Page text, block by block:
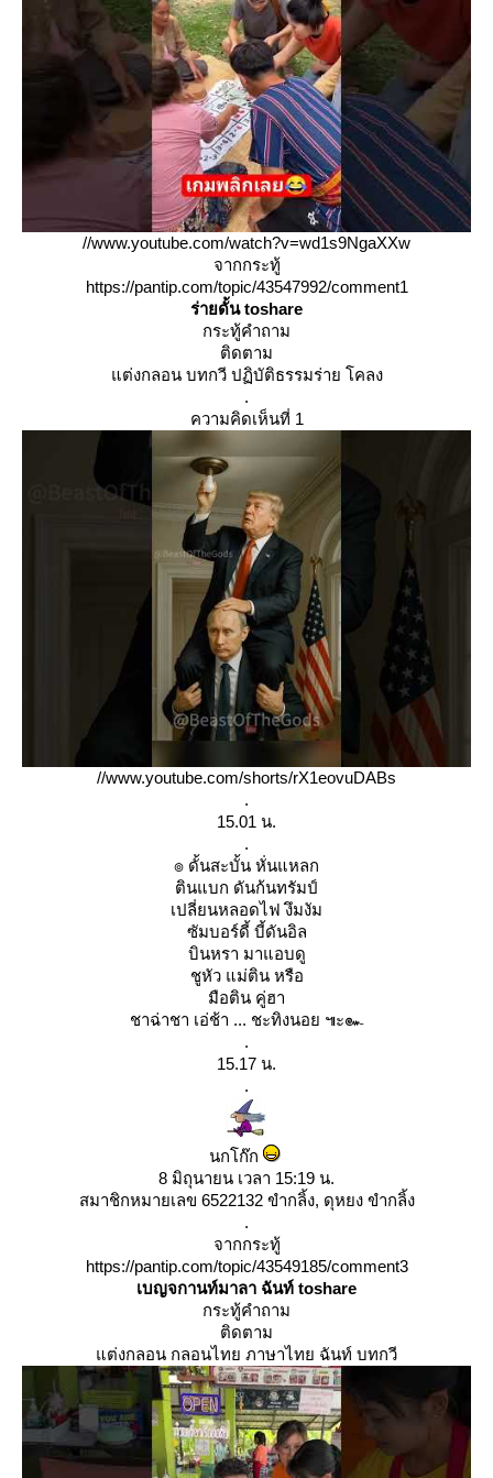
//www.youtube.com/watch?v=wd1s9NgaXXw
จากกระทู้
https://pantip.com/topic/43547992/comment1
ร่ายดั้น toshare
กระทู้คำถาม
ติดตาม
ต่งกลอน บทกวี ปฏิบัติธรรมร่าย โคลง
.
ความคิดเห็นที่ 1
//www.youtube.com/shorts/rX1eovuDABs
.
15.01 น.
.
๏ ดั้นสะบั้น หั่นแหลก
ตินแบก ดันก้นทรัมป์
เปลี่ยนหลอดไฟ งึมงัม
ซัมบอร์ดี้ บี้ดันอิล
บินหรา มาแอบดู
ชูหัว แม่ติน หรือ
มือติน คู่ฮา
ชาฉ่าชา เอ่ช้า ... ชะทิงนอย ๚ะ๛
.
15.17 น.
.
นกโก๊ก
8 มิถุนายน เวลา 15:19 น.
สมาชิกหมายเลข 6522132 ขำกลิ้ง, ดุหยง ขำกลิ้ง
.
จากกระทู้
https://pantip.com/topic/43549185/comment3
เบญจกานท์มาลา ฉันท์ toshare
กระทู้คำถาม
ติดตาม
ต่งกลอน กลอนไทย ภาษาไทย ฉันท์ บทกวี